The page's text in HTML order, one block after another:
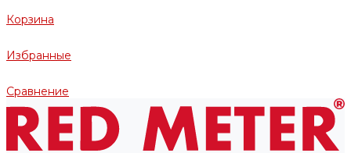
Корзина
Избранные
Сравнение